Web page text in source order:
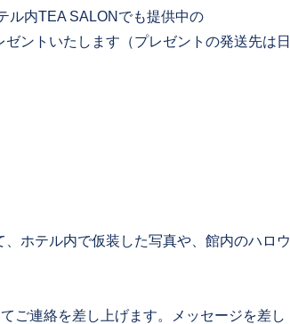
ル内TEA SALONでも提供中の
ントいたします（プレゼントの発送先は日
ホテル内で仮装した写真や、館内のハロウ
ご連絡を差し上げます。メッセージを差し